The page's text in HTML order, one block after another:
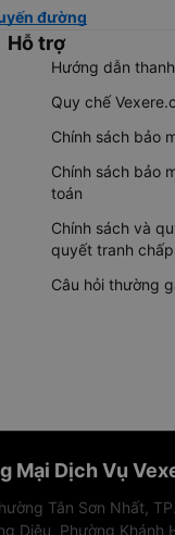
đường
Hỗ trợ
Hướng dẫn
Quy chế
Chính sách bảo
Chính sách bảo
toán
Chính sách và
quyết tranh
Câu hỏi thường
Mại Dịch Vụ
Tân Sơn Nhất,
Diệu, Phường Khánh